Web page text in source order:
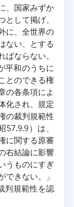
、国家みずか
して掲げ、
に、全世界の
ない、とする
ならない。
平和のうちに
とのできる権
の各条項によ
化され、規定
の裁判規範性
）は、
に関する原審
右結論に影響
うものにすぎ
きない。」
判規範性を認